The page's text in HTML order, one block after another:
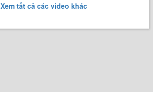
Xem tất cả các video khác